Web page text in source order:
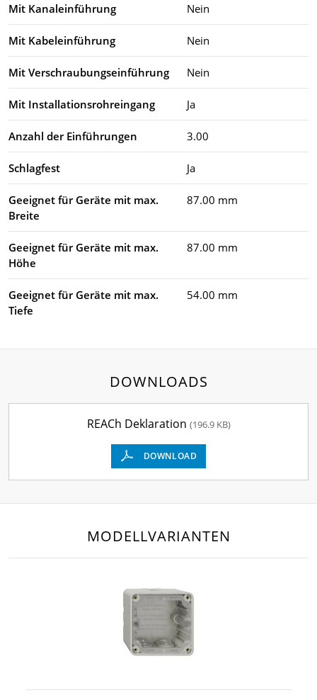
Mit Kanaleinführung Nein
Mit Kabeleinführung Nein
Mit Verschraubungseinführung Nein
Mit Installationsrohreingang Ja
Anzahl der Einführungen 3.00
Schlagfest Ja
Geeignet für Geräte mit max.
Breite
87.00 mm
Geeignet für Geräte mit max.
Höhe
87.00 mm
Geeignet für Geräte mit max.
Tiefe
54.00 mm
DOWNLOADS
REACh Deklaration (196.9 KB)
DOWNLOAD
MODELLVARIANTEN